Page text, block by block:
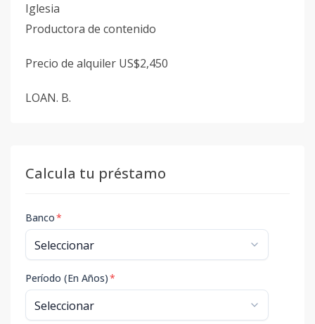
Iglesia
Productora de contenido
Precio de alquiler US$2,450
LOAN. B.
Calcula tu préstamo
Banco*
Período (En Años)*